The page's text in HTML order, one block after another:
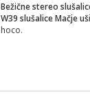
Bežične stereo
W39 slušalice Mačje
hoco.